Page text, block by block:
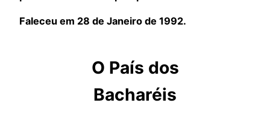
Faleceu em 28 de Janeiro de 1992.
O País dos
Bacharéis